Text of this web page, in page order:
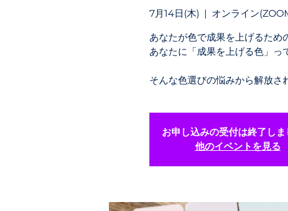
7月14日(木)
  |
オンライン
あなたが色で成果を上げるため
あなたに「成果を上げる色」っ
そんな色選びの悩みから解放さ
お申し込みの受付は終了しま
他のイベントを見る